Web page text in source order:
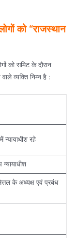
को “राजस्थान
को समिट के दौरान
वाले व्यक्ति निम्न है :
न्यायाधीश रहे
न्यायाधीश
के अध्यक्ष एवं प्रबंध